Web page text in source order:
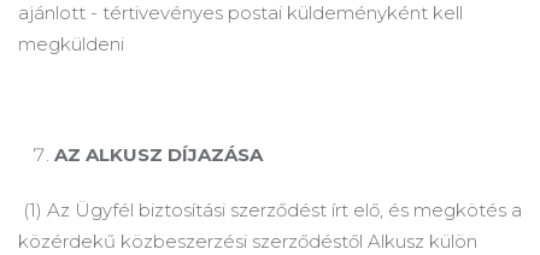
ajánlott - tértivevényes postai küldeményként kell
megküldeni
AZ ALKUSZ DÍJAZÁSA
(1) Az Ügyfél biztosítási szerződést írt elő, és megkötés a
közérdekű közbeszerzési szerződéstől Alkusz külön